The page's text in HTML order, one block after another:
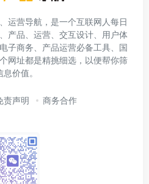
运营导航，是一个互联网人每日
产品、运营、交互设计、用户体
子商务、产品运营必备工具、国
网址都是精挑细选，以便帮你筛
息价值。
责声明 商务合作